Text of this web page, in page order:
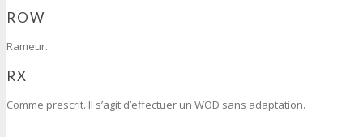
ROW
Rameur.
RX
Comme prescrit. Il s’agit d’effectuer un WOD sans adaptation.